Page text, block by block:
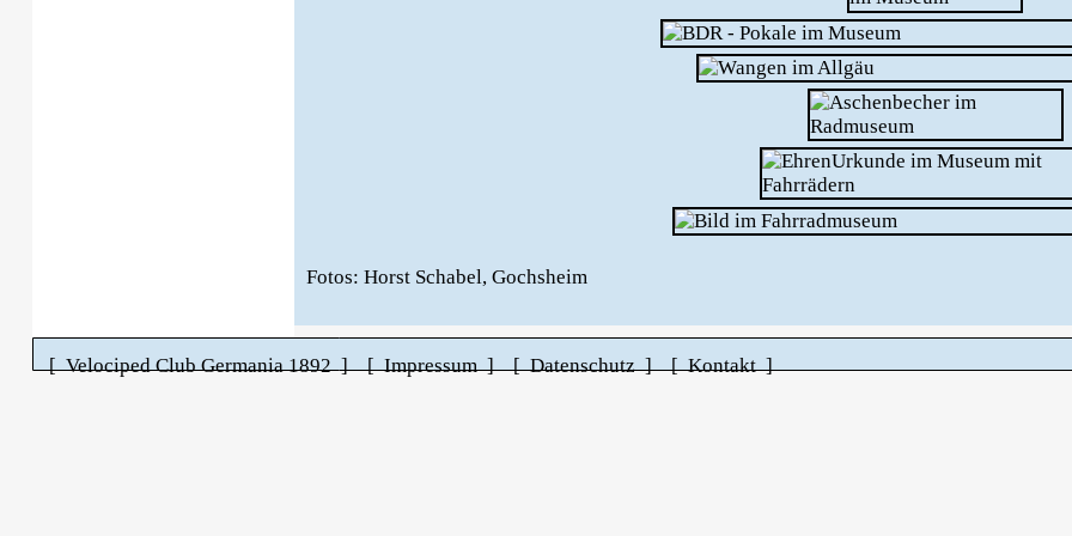
Fotos: Horst Schabel, Gochsheim
[ Velociped Club Germania 1892 ] [ Impressum ] [ Datenschutz ] [ Kontakt ]